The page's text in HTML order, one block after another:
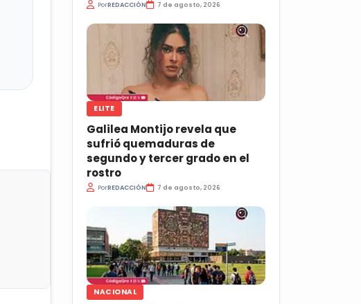
PorREDACCIÓN 7 de agosto, 2026
ELITE
Galilea Montijo revela que
sufrió quemaduras de
segundo y tercer grado en el
rostro
PorREDACCIÓN 7 de agosto, 2026
NACIONAL